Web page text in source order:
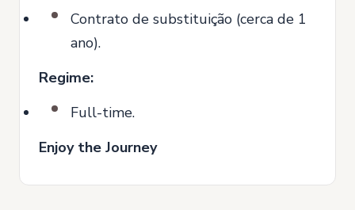
Contrato de substituição (cerca de 1
ano).
Regime:
Full-time.
Enjoy the Journey